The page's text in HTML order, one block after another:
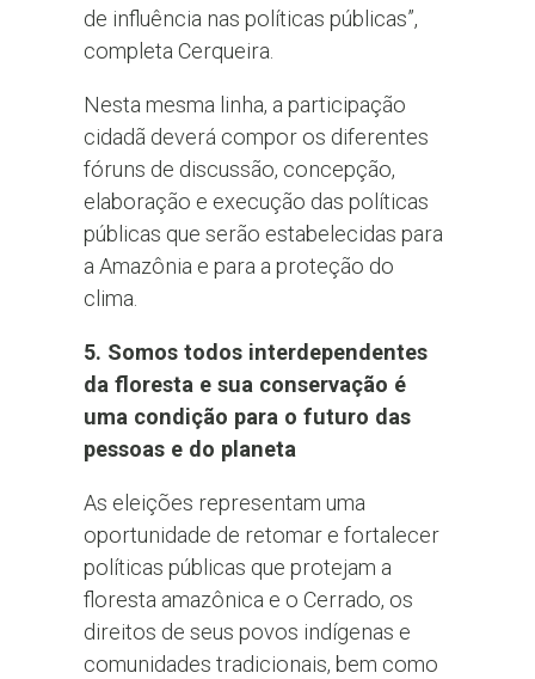
de influência nas políticas públicas”,
completa Cerqueira.
Nesta mesma linha, a participação
cidadã deverá compor os diferentes
fóruns de discussão, concepção,
elaboração e execução das políticas
públicas que serão estabelecidas para
a Amazônia e para a proteção do
clima.
5. Somos todos interdependentes
da floresta e sua conservação é
uma condição para o futuro das
pessoas e do planeta
As eleições representam uma
oportunidade de retomar e fortalecer
políticas públicas que protejam a
floresta amazônica e o Cerrado, os
direitos de seus povos indígenas e
comunidades tradicionais, bem como